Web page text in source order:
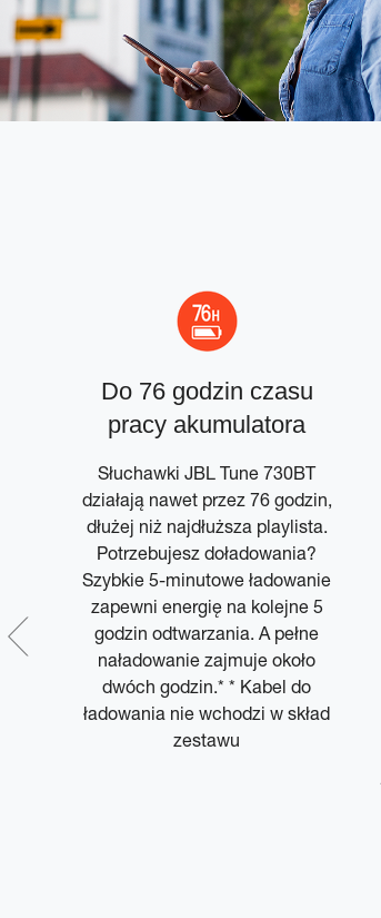
Do 76 godzin czasu
pracy akumulatora
Słuchawki JBL Tune 730BT
działają nawet przez 76 godzin,
dłużej niż najdłuższa playlista.
Potrzebujesz doładowania?
Szybkie 5-minutowe ładowanie
zapewni energię na kolejne 5
godzin odtwarzania. A pełne
naładowanie zajmuje około
dwóch godzin.* * Kabel do
ładowania nie wchodzi w skład
zestawu